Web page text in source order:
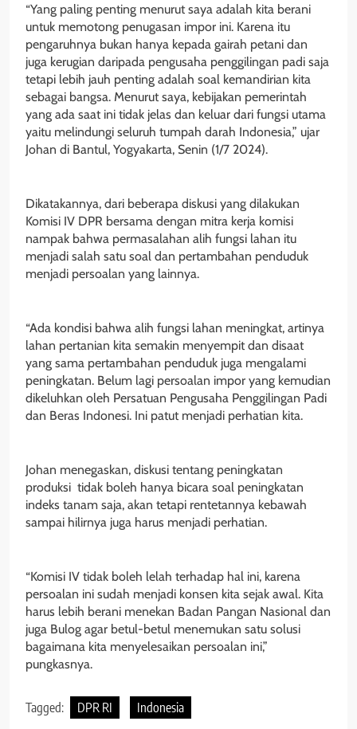
“Yang paling penting menurut saya adalah kita berani
untuk memotong penugasan impor ini. Karena itu
pengaruhnya bukan hanya kepada gairah petani dan
juga kerugian daripada pengusaha penggilingan padi saja
tetapi lebih jauh penting adalah soal kemandirian kita
sebagai bangsa. Menurut saya, kebijakan pemerintah
yang ada saat ini tidak jelas dan keluar dari fungsi utama
yaitu melindungi seluruh tumpah darah Indonesia,” ujar
Johan di Bantul, Yogyakarta, Senin (1/7 2024).
Dikatakannya, dari beberapa diskusi yang dilakukan
Komisi IV DPR bersama dengan mitra kerja komisi
nampak bahwa permasalahan alih fungsi lahan itu
menjadi salah satu soal dan pertambahan penduduk
menjadi persoalan yang lainnya.
“Ada kondisi bahwa alih fungsi lahan meningkat, artinya
lahan pertanian kita semakin menyempit dan disaat
yang sama pertambahan penduduk juga mengalami
peningkatan. Belum lagi persoalan impor yang kemudian
dikeluhkan oleh Persatuan Pengusaha Penggilingan Padi
dan Beras Indonesi. Ini patut menjadi perhatian kita.
Johan menegaskan, diskusi tentang peningkatan
produksi tidak boleh hanya bicara soal peningkatan
indeks tanam saja, akan tetapi rentetannya kebawah
sampai hilirnya juga harus menjadi perhatian.
“Komisi IV tidak boleh lelah terhadap hal ini, karena
persoalan ini sudah menjadi konsen kita sejak awal. Kita
harus lebih berani menekan Badan Pangan Nasional dan
juga Bulog agar betul-betul menemukan satu solusi
bagaimana kita menyelesaikan persoalan ini,”
pungkasnya.
Tagged: DPR RI Indonesia